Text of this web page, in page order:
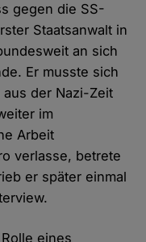
gegen die SS-
Staatsanwalt in
an sich
Er musste sich
aus der Nazi-Zeit
im
Arbeit
verlasse, betrete
er später einmal
eines